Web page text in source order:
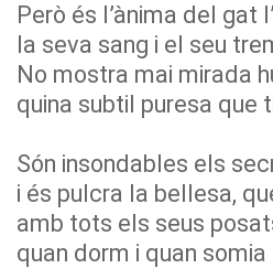
Però és l’ànima del gat
la seva sang i el seu
No mostra mai mirada
quina subtil puresa que
Són insondables els
i és pulcra la bellesa,
amb tots els seus
quan dorm i quan